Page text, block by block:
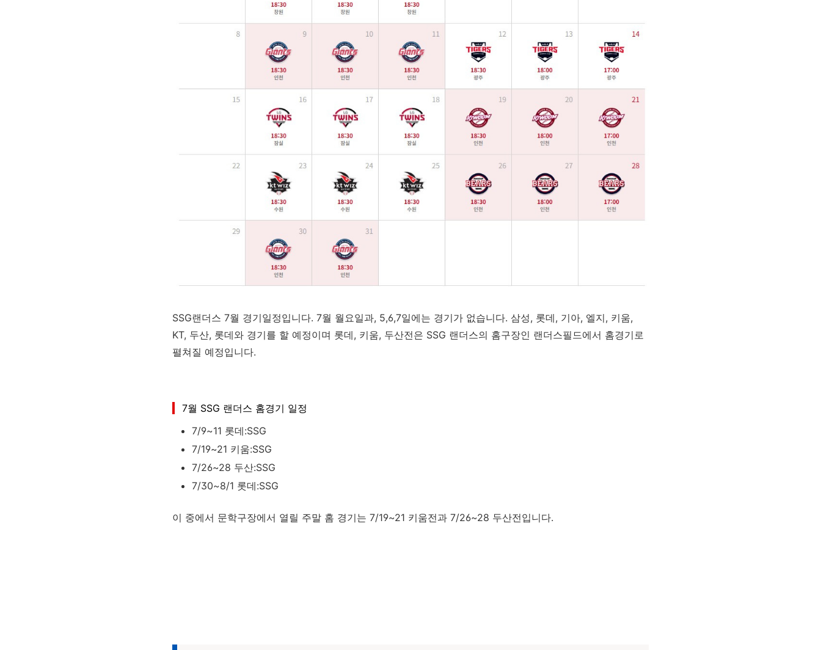
SSG랜더스 7월 경기일정입니다. 7월 월요일과, 5,6,7일에는 경기가 없습니다. 삼성, 롯데, 기아, 엘지, 키움,
KT, 두산, 롯데와 경기를 할 예정이며 롯데, 키움, 두산전은 SSG 랜더스의 홈구장인 랜더스필드에서 홈경기로
펼쳐질 예정입니다.
7월 SSG 랜더스 홈경기 일정
7/9~11 롯데:SSG
7/19~21 키움:SSG
7/26~28 두산:SSG
7/30~8/1 롯데:SSG
이 중에서 문학구장에서 열릴 주말 홈 경기는 7/19~21 키움전과 7/26~28 두산전입니다.